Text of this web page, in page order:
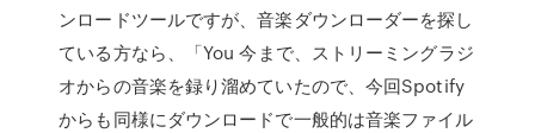
ンロードツールですが、音楽ダウンローダーを探し
ている方なら、「You 今まで、ストリーミングラジ
オからの音楽を録り溜めていたので、今回Spotify
からも同様にダウンロードで一般的は音楽ファイル